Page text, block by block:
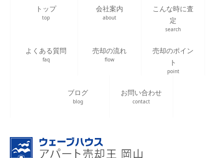
トップ
top
会社案内
about
こんな時に査
定
search
よくある質問
faq
売却の流れ
flow
売却のポイン
ト
point
ブログ
blog
お問い合わせ
contact